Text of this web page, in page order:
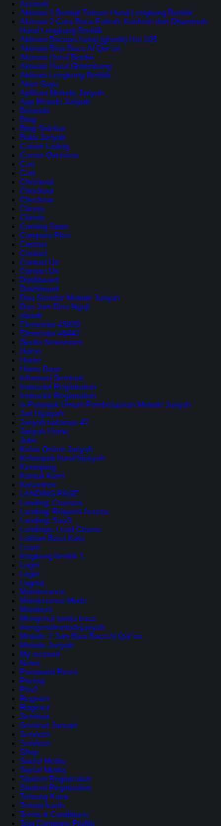
Account
Aktivasi 1 Bentuk Tulisan Huruf Lengkung Bertitik
Aktivasi 2 Cara Baca Fathah, Kashrah dan Dhammah
Huruf Lengkung Bertitik
Aktivasi Bacaan Asing (gharib) Hal 105
Aktivasi Bisa Baca Al Qur’an
Aktivasi Huruf Berdiri
Aktivasi Huruf Gelombang
Aktivasi Lengkung Bertitik
Akun Saya
Aplikasi Metode Jariyah
App Metode Jariyah
Beranda
Blog
Blog Sidebar
Buku Jariyah
Career Listing
Career Overview
Cart
Cart
Checkout
Checkout
Checkout
Clients
Clients
Coming Soon
Compare Plan
Contact
Contact
Contact Us
Contact Us
Dashboard
Dashboard
Doa Standar Metode Jariyah
Dua Jam Bisa Ngaji
ebook
Elementor #5820
Elementor #6442
Geeks Newsroom
Home
Home
Home Base
Informasi Seminar
Instructor Registration
Instructor Registration
ix Petunjuk Umum Pembelajaran Metode Jariyah
Jari Hijaiyah
Jariyah halaman 47
Jariyah Home
Jobs
Kelas Online Jariyah
Kelompok huruf hijaiyah
Keranjang
Kontak Kami
Kosantren
LANDING PAGE
Landing: Courses
Landing: Request Access
Landing: SaaS
Landings: Lead Course
Latihan Baca Kata
Learn
lengkung bertitik 1
Login
Login
Logout
Maintenance
Maintenance Mode
Members
Mengenal tanda baca
mengenalmetodejariyah
Metode 2 Jam Bisa Baca Al Qur’an
Metode Jariyah
My account
News
Password Reset
Pricing
Priv2
Register
Register
Seminar
Seminar Januari
Services
Services
Shop
Social Media
Social Media
Student Registration
Student Registration
Tentang Kami
Terima kasih
Terms & Conditions
Test Company Profile